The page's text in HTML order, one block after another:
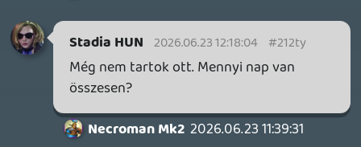
Ilyenkor azért nem adnak második esélyt,
mert nincs kapacitásuk rá (elvileg
tesztelje a rendszert, mi fér bele és mi
nem, hogy apránként addig finomít a
kifogásolt részeken, amíg végül átengedik.
Mindenkinek a józan eszére van bízva,
hogy kapásból olyat küldjön be, aminél a